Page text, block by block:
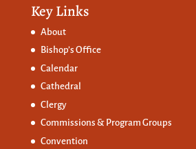
Key Links
About
Bishop’s Office
Calendar
Cathedral
Clergy
Commissions & Program Groups
Convention